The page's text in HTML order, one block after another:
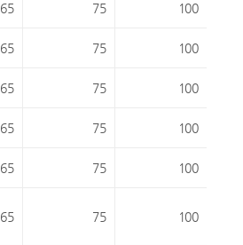
65 75 100
65 75 100
65 75 100
65 75 100
65 75 100
65 75 100